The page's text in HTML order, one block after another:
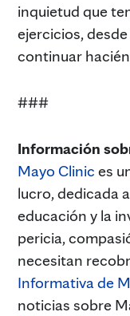
inquietud que
ejercicios,
continuar
###
Información
Mayo Clinic es
lucro, dedicada
educación y la
pericia,
necesitan
Informativa de
noticias sobre